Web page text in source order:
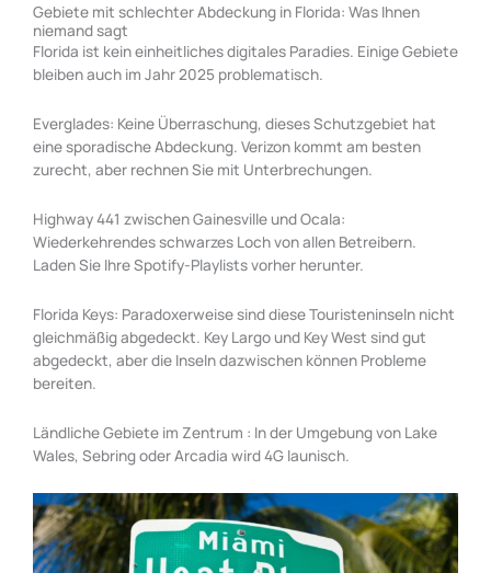
Gebiete mit schlechter Abdeckung in Florida: Was Ihnen
niemand sagt
Florida ist kein einheitliches digitales Paradies. Einige Gebiete
bleiben auch im Jahr 2025 problematisch.
Everglades: Keine Überraschung, dieses Schutzgebiet hat
eine sporadische Abdeckung. Verizon kommt am besten
zurecht, aber rechnen Sie mit Unterbrechungen.
Highway 441 zwischen Gainesville und Ocala:
Wiederkehrendes schwarzes Loch von allen Betreibern.
Laden Sie Ihre Spotify-Playlists vorher herunter.
Florida Keys: Paradoxerweise sind diese Touristeninseln nicht
gleichmäßig abgedeckt. Key Largo und Key West sind gut
abgedeckt, aber die Inseln dazwischen können Probleme
bereiten.
Ländliche Gebiete im Zentrum : In der Umgebung von Lake
Wales, Sebring oder Arcadia wird 4G launisch.